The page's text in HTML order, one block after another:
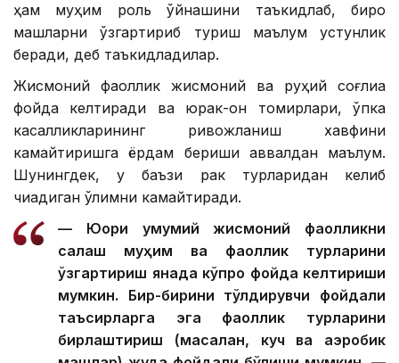
ҳам муҳим роль ўйнашини таъкидлаб, бироқ
машқларни ўзгартириб туриш маълум устунлик
беради, деб таъкидладилар.
Жисмоний фаоллик жисмоний ва руҳий соғлиққа
фойда келтиради ва юрак-қон томирлари, ўпка
касалликларининг ривожланиш хавфини
камайтиришга ёрдам бериши аввалдан маълум.
Шунингдек, у баъзи рак турларидан келиб
чиқадиган ўлимни камайтиради.
— Юқори умумий жисмоний фаолликни
сақлаш муҳим ва фаоллик турларини
ўзгартириш янада кўпроқ фойда келтириши
мумкин. Бир-бирини тўлдирувчи фойдали
таъсирларга эга фаоллик турларини
бирлаштириш (масалан, куч ва аэробик